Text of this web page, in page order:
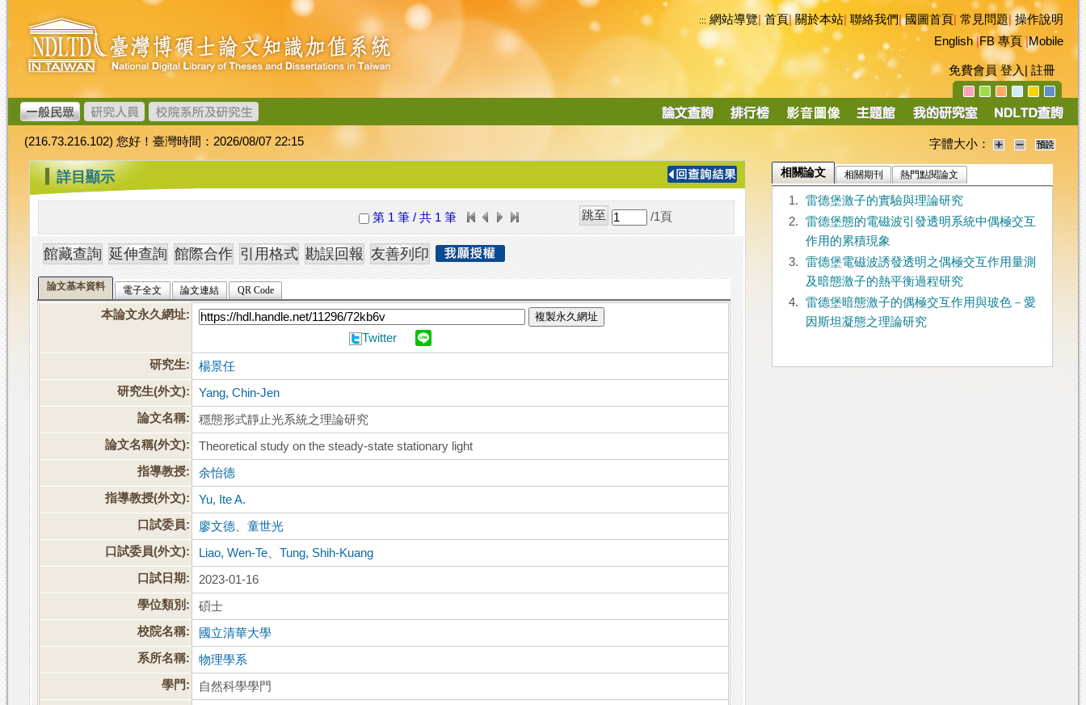
跳
到
主
要
內
容
臺
灣
博
碩
士
論
文
加
值
系
統
::: 網站導覽|首頁|關於本站 聯絡我們|國圖首頁 常見問題|操作說明
English|FB 專頁|Mobile
免費會員 登入 註冊
導
(216.73.216.102) 您好！臺灣時間：2026/08/07 22:15 字體大小：
::: 詳目顯示
第 1 筆 / 共 1 筆 /1 頁
論文基本資料 電子全文 論文連結 QR Code
本論文永久網址: 複製永久網址
Twitter
研究生:
楊景任
研究生(外文):
Yang, Chin-Jen
論文名稱:
穩態形式靜止光系統之理論研究
論文名稱(外文):
Theoretical study on the steady-state stationary light
指導教授:
余怡德
指導教授(外文):
Yu, Ite A.
口試委員:
廖文德 、童世光
口試委員(外文):
Liao, Wen-Te 、Tung, Shih-Kuang
口試日期:
2023-01-16
學位類別:
碩士
校院名稱:
國立清華大學
系所名稱:
物理學系
學門:
自然科學學門
相關論文 相關期刊 熱門點閱論文
1.
雷德堡激子的實驗與理論研究
2.
雷德堡態的電磁波引發透明系統中偶極交互
作用的累積現象
3.
雷德堡電磁波誘發透明之偶極交互作用量測
及暗態激子的熱平衡過程研究
4.
雷德堡暗態激子的偶極交互作用與玻色－愛
因斯坦凝態之理論研究